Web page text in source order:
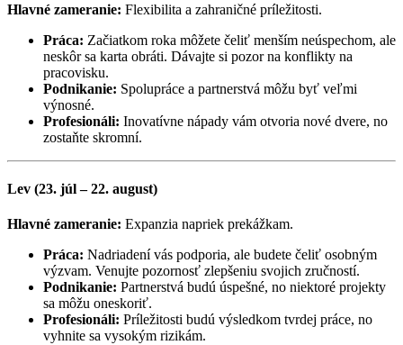
Hlavné zameranie: Flexibilita a zahraničné príležitosti.
Práca: Začiatkom roka môžete čeliť menším neúspechom, ale
neskôr sa karta obráti. Dávajte si pozor na konflikty na
pracovisku.
Podnikanie: Spolupráce a partnerstvá môžu byť veľmi
výnosné.
Profesionáli: Inovatívne nápady vám otvoria nové dvere, no
zostaňte skromní.
Lev (23. júl – 22. august)
Hlavné zameranie: Expanzia napriek prekážkam.
Práca: Nadriadení vás podporia, ale budete čeliť osobným
výzvam. Venujte pozornosť zlepšeniu svojich zručností.
Podnikanie: Partnerstvá budú úspešné, no niektoré projekty
sa môžu oneskoriť.
Profesionáli: Príležitosti budú výsledkom tvrdej práce, no
vyhnite sa vysokým rizikám.